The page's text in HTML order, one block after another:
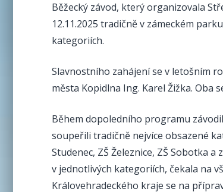
Běžecký závod, který organizovala
12.11.2025 tradičně v zámeckém
kategoriích.
Slavnostního zahájení se v letošním
města Kopidlna Ing. Karel Žižka.
Během dopoledního programu
soupeřili tradičně nejvíce obsazené
Studenec, ZŠ Železnice, ZŠ Sobotka
v jednotlivých kategoriích, čekala na
Královehradeckého kraje se na